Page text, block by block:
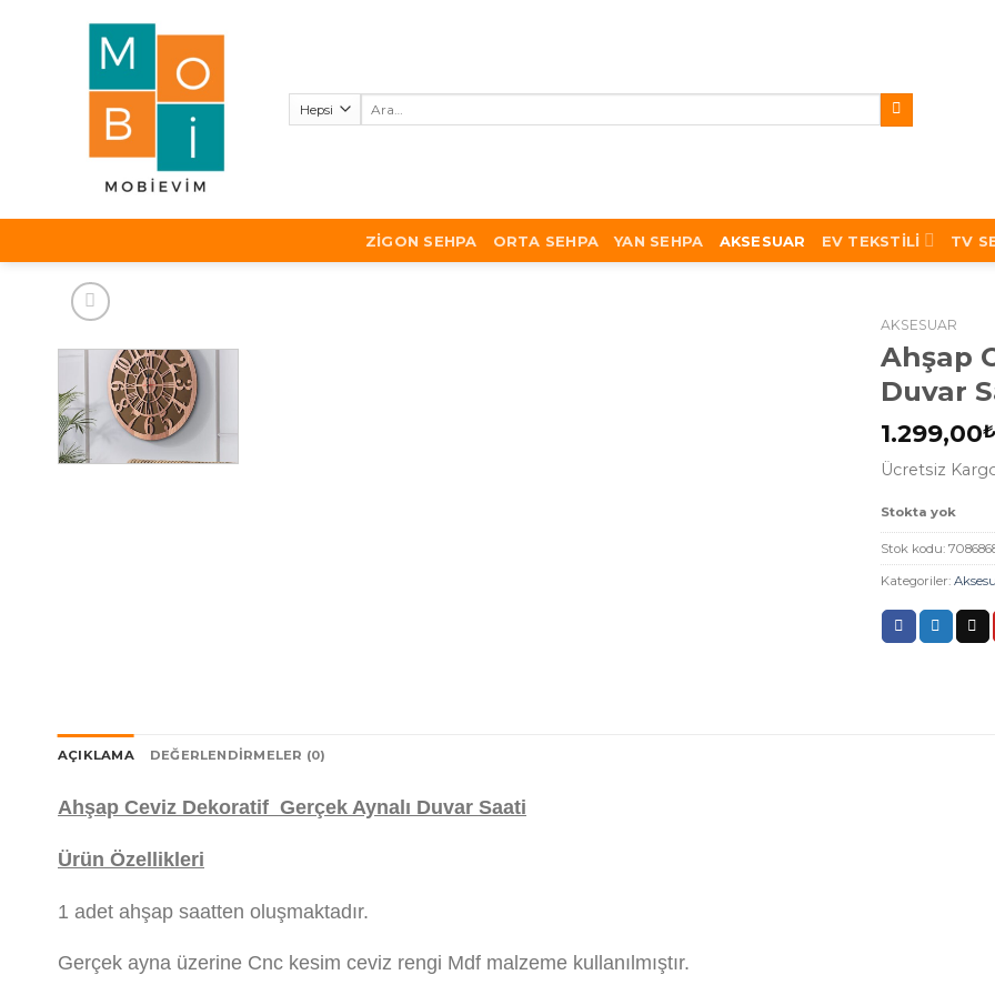
ZIGON SEHPA ORTA SEHPA YAN SEHPA AKSESUAR EV TEKSTILI TV
AKSESUAR
Ahşap
Duvar
1.299,00₺
Ücretsiz
Stokta yok
Stok kodu:
Kategoriler:
AÇIKLAMA DEĞERLENDIRMELER (0)
Ahşap Ceviz Dekoratif Gerçek Aynalı Duvar Saati
Ürün Özellikleri
1 adet ahşap saatten oluşmaktadır.
Gerçek ayna üzerine Cnc kesim ceviz rengi Mdf malzeme kullanılmıştır.